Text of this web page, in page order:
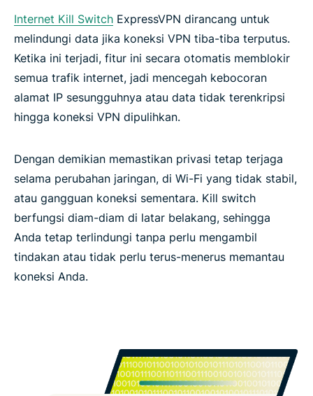
Internet Kill Switch ExpressVPN dirancang untuk
melindungi data jika koneksi VPN tiba-tiba terputus.
Ketika ini terjadi, fitur ini secara otomatis memblokir
semua trafik internet, jadi mencegah kebocoran
alamat IP sesungguhnya atau data tidak terenkripsi
hingga koneksi VPN dipulihkan.
Dengan demikian memastikan privasi tetap terjaga
selama perubahan jaringan, di Wi-Fi yang tidak stabil,
atau gangguan koneksi sementara. Kill switch
berfungsi diam-diam di latar belakang, sehingga
Anda tetap terlindungi tanpa perlu mengambil
tindakan atau tidak perlu terus-menerus memantau
koneksi Anda.